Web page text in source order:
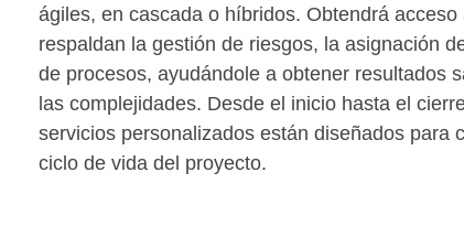
ágiles, en cascada o híbridos. Obtendrá
respaldan la gestión de riesgos, la asignación
de procesos, ayudándole a obtener resultados
las complejidades. Desde el inicio hasta el
servicios personalizados están diseñados para
ciclo de vida del proyecto.